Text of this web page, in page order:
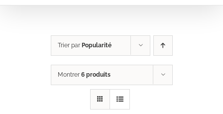
Trier par Popularité
Montrer 6 produits